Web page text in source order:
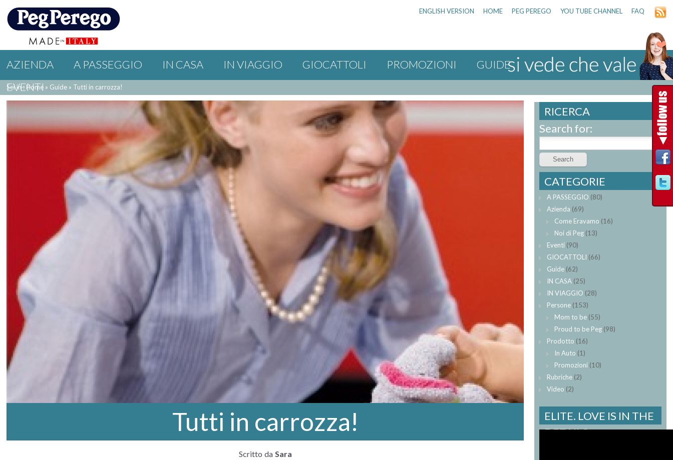
ENGLISH VERSION HOME PEG PEREGO YOU TUBE CHANNEL FAQ
AZIENDA A PASSEGGIO IN CASA IN VIAGGIO GIOCATTOLI PROMOZIONI
GUIDE
EVENTI
Sei in : Home » Guide » Tutti in carrozza!
Tutti in carrozza!
Scritto da Sara
RICERCA
Search for:
CATEGORIE
A PASSEGGIO (80)
Azienda (69)
Come Eravamo (16)
Noi di Peg (13)
Eventi (90)
GIOCATTOLI (66)
Guide (62)
IN CASA (25)
IN VIAGGIO (28)
Persone (153)
Mom to be (55)
Proud to be Peg (98)
Prodotto (16)
In Auto (1)
Promozioni (10)
Rubriche (2)
Video (2)
ELITE. LOVE IS IN THE
DETAILS.